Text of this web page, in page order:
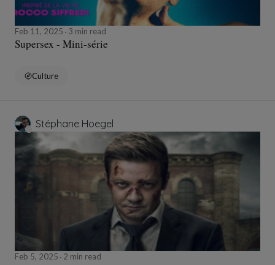
Feb 11, 2025 3 min read
Supersex - Mini-série
Culture
Stéphane Hoegel
Feb 5, 2025 2 min read